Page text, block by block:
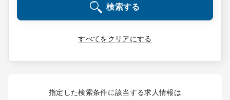
転職ノウハウ
受付時間 9:00 ～ 18:00（平日）
検索する
すべてをクリアにする
指定した検索条件に該当する求人情報は